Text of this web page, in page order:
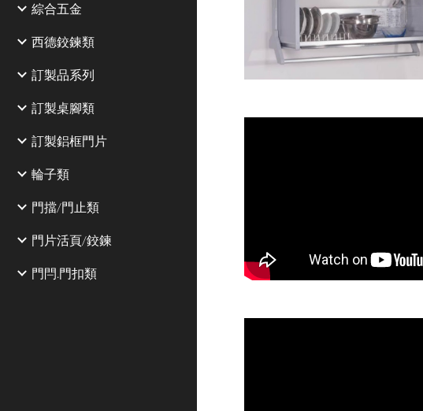
綜合五金
西德鉸鍊類
訂製品系列
訂製桌腳類
訂製鋁框門片
輪子類
門擋/門止類
門片活頁/鉸鍊
門閂.門扣類